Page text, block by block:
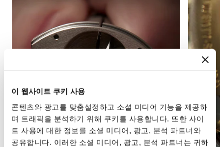
이 웹사이트 쿠키 사용
콘텐츠와 광고를 맞춤설정하고 소셜 미디어 기능을 제공하
며 트래픽을 분석하기 위해 쿠키를 사용합니다. 또한 사이
트 사용에 대한 정보를 소셜 미디어, 광고, 분석 파트너와
공유합니다. 이러한 소셜 미디어, 광고, 분석 파트너는 귀하